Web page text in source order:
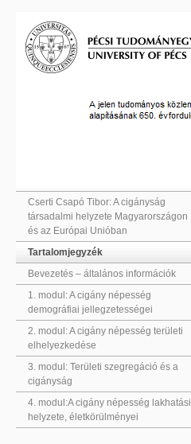
Cserti Csapó Tibor: A cigányság
társadalmi helyzete Magyarországon
és az Európai Unióban
Tartalomjegyzék
Bevezetés – általános információk
1. modul: A cigány népesség
demográfiai jellegzetességei
2. modul: A cigány népesség területi
elhelyezkedése
3. modul: Területi szegregáció és a
cigányság
4. modul:A cigány népesség lakhatási
helyzete, életkörülményei